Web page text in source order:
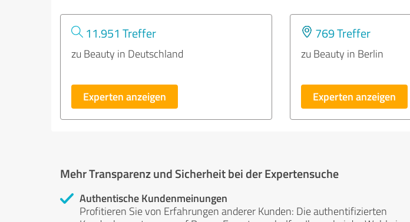
11.951 Treffer
zu Beauty in Deutschland
Experten anzeigen
769 Treffer
zu Beauty in Berlin
Experten anzeigen
Mehr Transparenz und Sicherheit bei der Expertensuche
Authentische Kundenmeinungen
Profitieren Sie von Erfahrungen anderer Kunden: Die authentifizierten